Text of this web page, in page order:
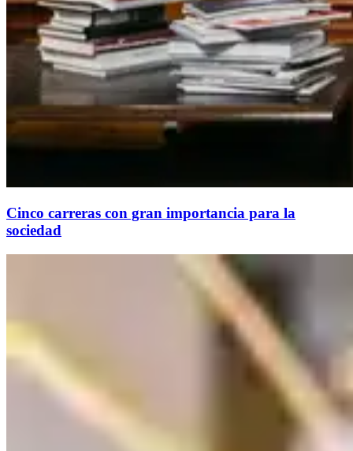
Cinco carreras con gran importancia para la
sociedad